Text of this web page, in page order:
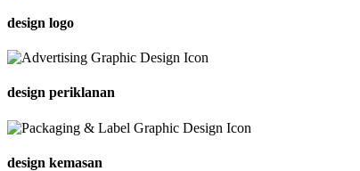
design logo
design periklanan
design kemasan